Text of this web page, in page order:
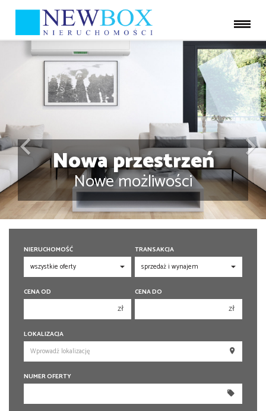
Nowa przestrzeń
Nowe możliwości
NIERUCHOMOŚĆ TRANSAKCJA
CENA OD
zł
250 000 zł
300 000 zł
CENA DO
zł
250 000 zł
300 000 zł
LOKALIZACJA
NUMER OFERTY